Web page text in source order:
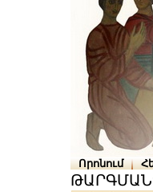
Որոնում